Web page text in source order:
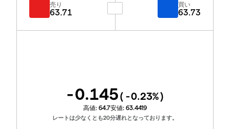
売り
63.71
買い
63.73
-0.145( -0.23%)
高値: 64.7安値: 63.4419
レートは少なくとも20分遅れとなっております。